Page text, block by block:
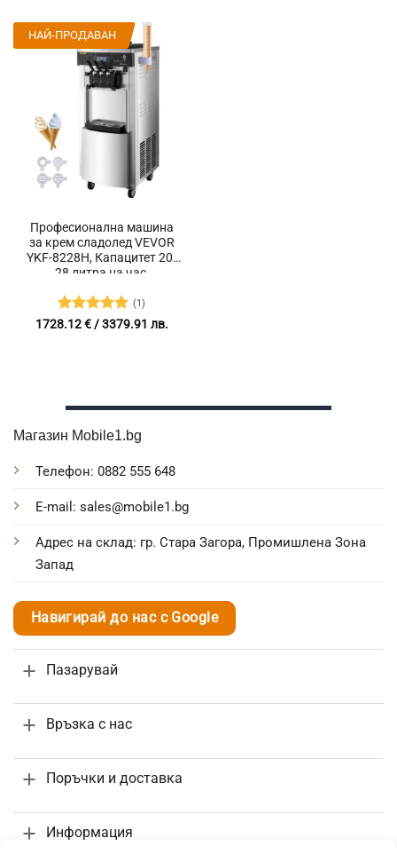
Професионална машина
за крем сладолед VEVOR
YKF-8228H, Капацитет 20-
28 литра на час,
Оценено с
(1)
1728.12€/ 3379.91 лв.
НАЙ-ПРОДАВАН
Магазин Mobile1.bg
Телефон: 0882 555 648
E-mail: sales@mobile1.bg
Адрес на склад: гр. Стара Загора, Промишлена Зона
Запад
Навигирай до нас с Google
Пазарувай
Връзка с нас
Поръчки и доставка
Информация